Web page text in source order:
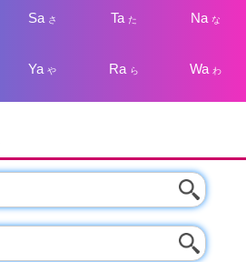
Sa さ Taた Na な
Yaや Ra ら Wa わ